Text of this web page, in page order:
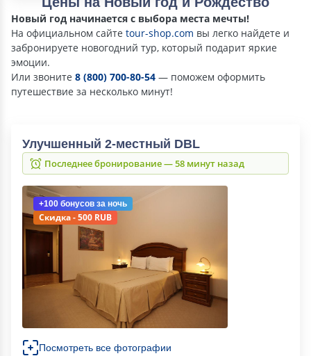
Новый год начинается с выбора места мечты!
На официальном сайте tour-shop.com вы легко найдете и
забронируете новогодний тур, который подарит яркие
эмоции.
Или звоните 8 (800) 700-80-54 — поможем оформить
путешествие за несколько минут!
Улучшенный 2-местный DBL
Последнее бронирование — 58 минут назад
+100 бонусов за ночь
Скидка - 500 RUB
Посмотреть все фотографии